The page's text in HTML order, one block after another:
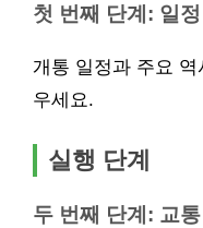
첫 번째 단계: 일정
개통 일정과 주요
우세요.
실행 단계
두 번째 단계: 교통